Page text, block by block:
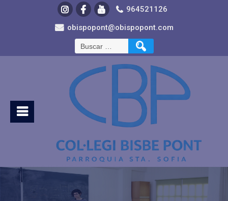
964521126
obispopont@obispopont.com